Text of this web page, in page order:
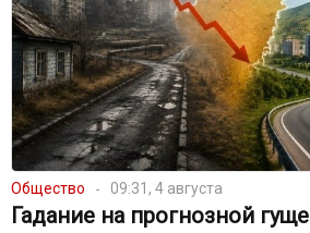
Общество 09:31, 4 августа
Гадание на прогнозной гуще